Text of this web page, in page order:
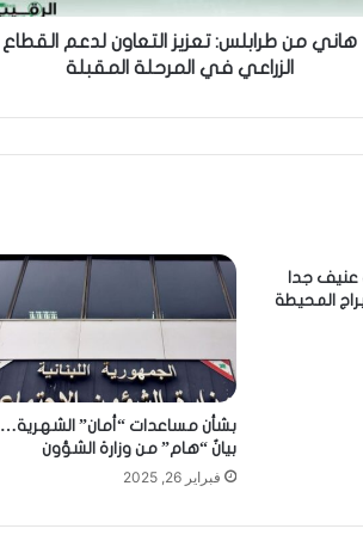
هاني من طرابلس: تعزيز التعاون لدعم القطاع
الزراعي في المرحلة المقبلة
جدا
المحيطة
بشأن مساعدات “أمان” الشهرية…
بيانٌ “هام” من وزارة الشؤون
فبراير 26, 2025